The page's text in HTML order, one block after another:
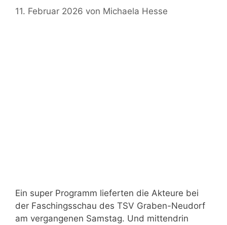
11. Februar 2026 von Michaela Hesse
Ein super Programm lieferten die Akteure bei
der Faschingsschau des TSV Graben-Neudorf
am vergangenen Samstag. Und mittendrin